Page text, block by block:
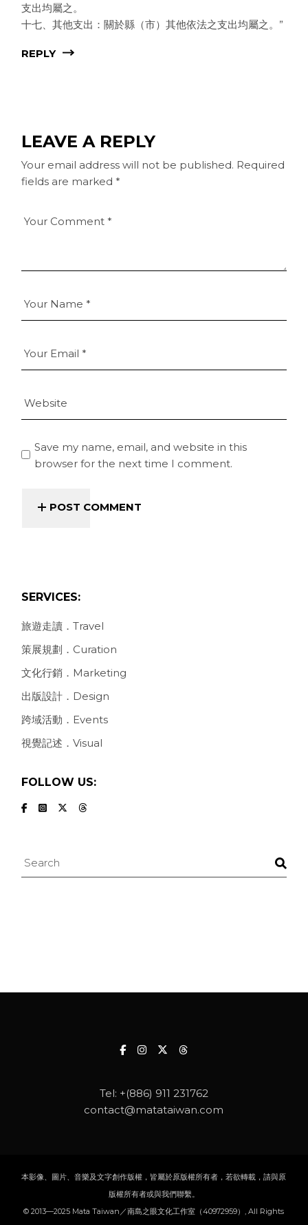
支出均屬之。
十七、其他支出：關於縣（市）其他依法之支出均屬之。”
REPLY
LEAVE A REPLY
Your email address will not be published. Required
fields are marked *
Save my name, email, and website in this
browser for the next time I comment.
POST COMMENT
SERVICES:
旅遊走讀．Travel
策展規劃．Curation
文化行銷．Marketing
出版設計．Design
跨域活動．Events
視覺記述．Visual
FOLLOW US:
Search
Tel: +(886) 911 231762
contact@matataiwan.com
本影像、圖片、音樂及文字創作版權，皆屬於原版權所有者，若欲轉載，請與原
版權所有者或與我們聯繫。
© 2013—2025 Mata Taiwan／南島之眼文化工作室（40972959）, All Rights